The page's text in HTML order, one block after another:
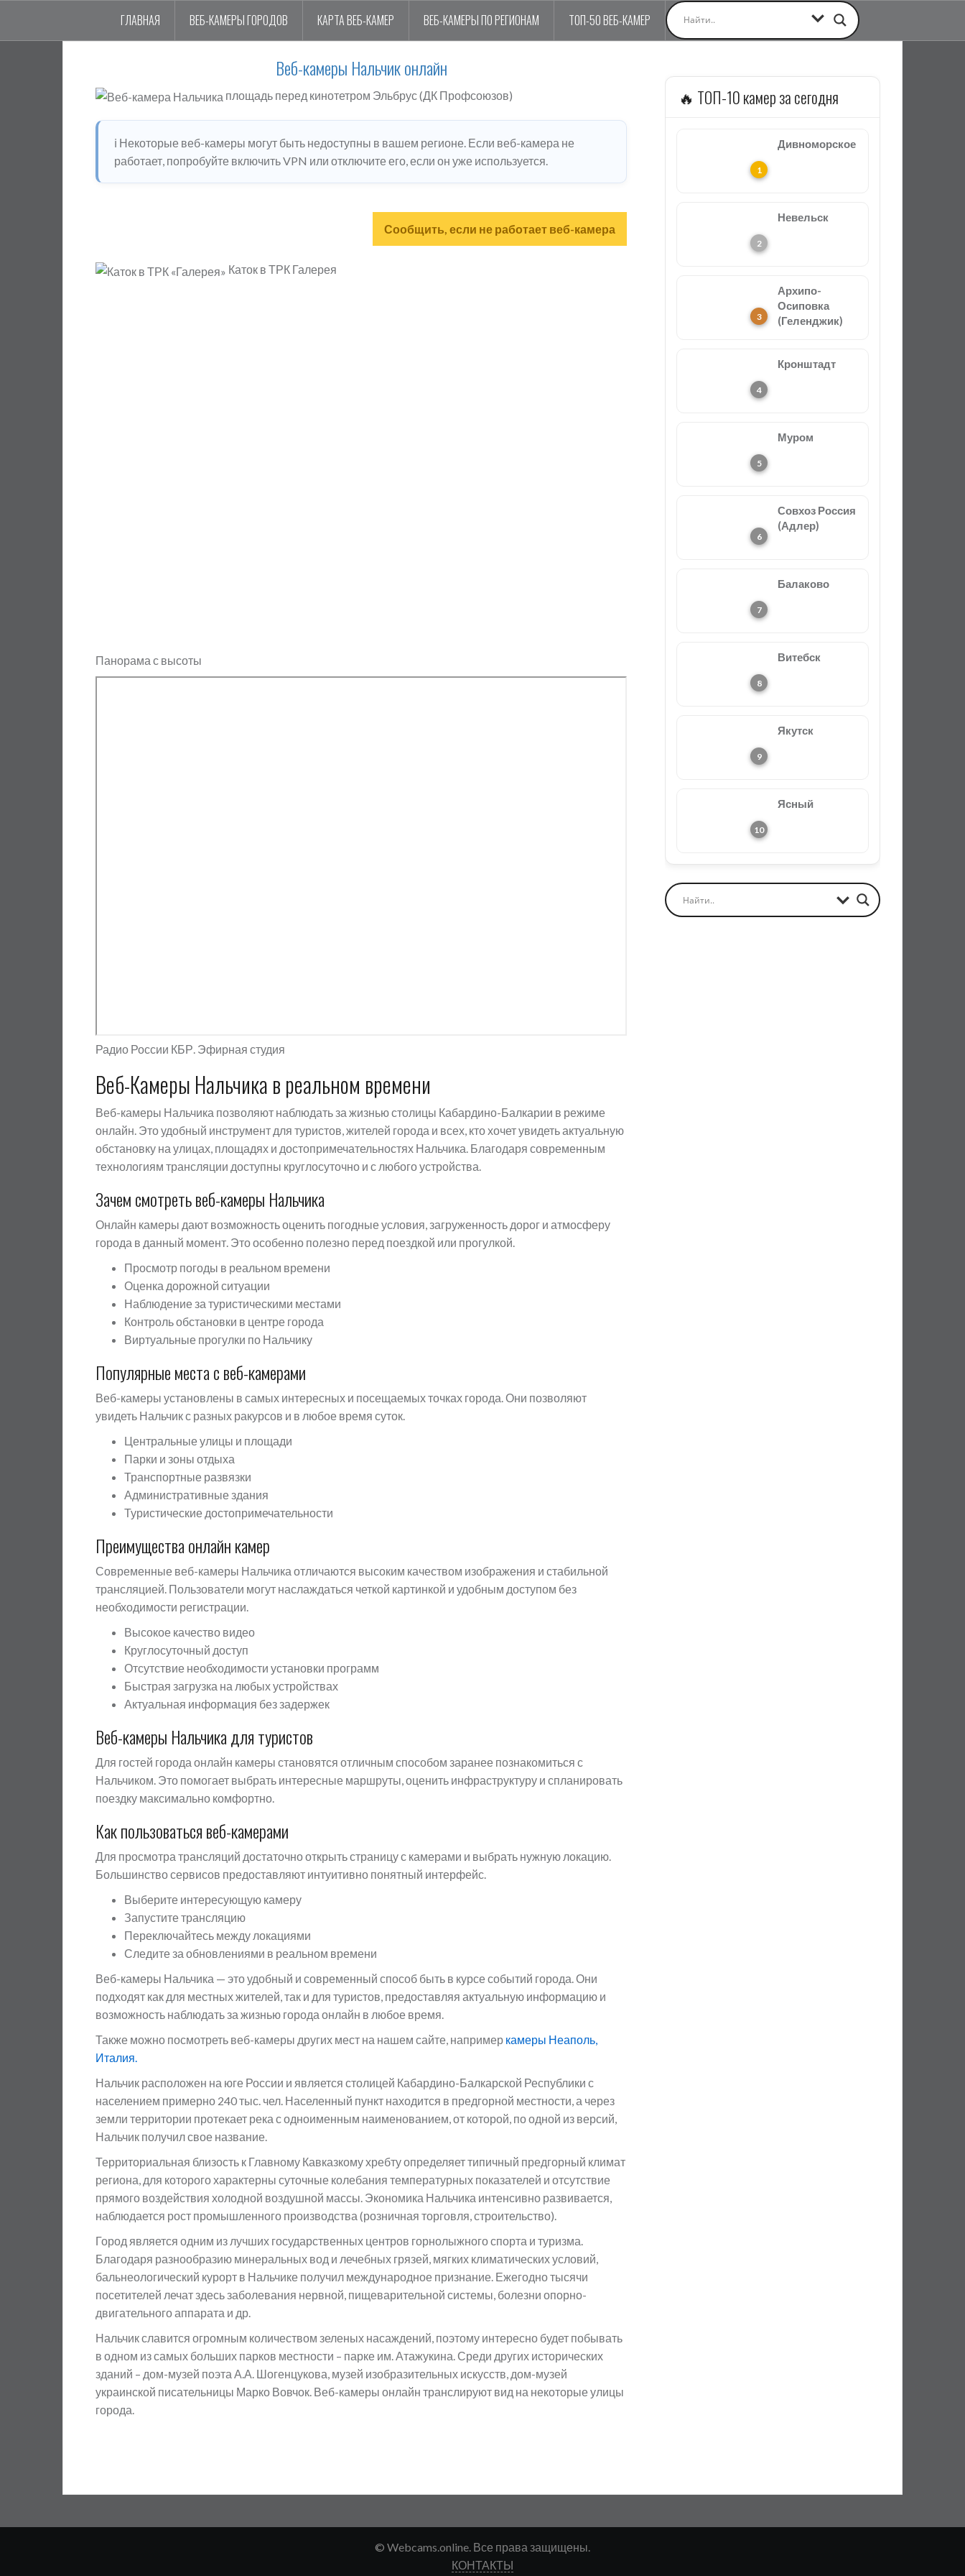
ГЛАВНАЯ ВЕБ-КАМЕРЫ ГОРОДОВ КАРТА ВЕБ-КАМЕР ВЕБ-КАМЕРЫ ПО РЕГИОНАМ ТОП-50 ВЕБ-КАМЕР
Веб-камеры Нальчик онлайн
площадь перед кинотетром Эльбрус (ДК Профсоюзов)
ℹ️ Некоторые веб-камеры могут быть недоступны в вашем регионе. Если веб-камера не
работает, попробуйте включить VPN или отключите его, если он уже используется.
Сообщить, если не работает веб-камера
Каток в ТРК Галерея
Панорама с высоты
Радио России КБР. Эфирная студия
Веб-Камеры Нальчика в реальном времени
Веб-камеры Нальчика позволяют наблюдать за жизнью столицы Кабардино-Балкарии в режиме
онлайн. Это удобный инструмент для туристов, жителей города и всех, кто хочет увидеть актуальную
обстановку на улицах, площадях и достопримечательностях Нальчика. Благодаря современным
технологиям трансляции доступны круглосуточно и с любого устройства.
Зачем смотреть веб-камеры Нальчика
Онлайн камеры дают возможность оценить погодные условия, загруженность дорог и атмосферу
города в данный момент. Это особенно полезно перед поездкой или прогулкой.
Просмотр погоды в реальном времени
Оценка дорожной ситуации
Наблюдение за туристическими местами
Контроль обстановки в центре города
Виртуальные прогулки по Нальчику
Популярные места с веб-камерами
Веб-камеры установлены в самых интересных и посещаемых точках города. Они позволяют
увидеть Нальчик с разных ракурсов и в любое время суток.
Центральные улицы и площади
Парки и зоны отдыха
Транспортные развязки
Административные здания
Туристические достопримечательности
Преимущества онлайн камер
Современные веб-камеры Нальчика отличаются высоким качеством изображения и стабильной
трансляцией. Пользователи могут наслаждаться четкой картинкой и удобным доступом без
необходимости регистрации.
Высокое качество видео
Круглосуточный доступ
Отсутствие необходимости установки программ
Быстрая загрузка на любых устройствах
Актуальная информация без задержек
Веб-камеры Нальчика для туристов
Для гостей города онлайн камеры становятся отличным способом заранее познакомиться с
Нальчиком. Это помогает выбрать интересные маршруты, оценить инфраструктуру и спланировать
поездку максимально комфортно.
Как пользоваться веб-камерами
Для просмотра трансляций достаточно открыть страницу с камерами и выбрать нужную локацию.
Большинство сервисов предоставляют интуитивно понятный интерфейс.
Выберите интересующую камеру
Запустите трансляцию
Переключайтесь между локациями
Следите за обновлениями в реальном времени
Веб-камеры Нальчика — это удобный и современный способ быть в курсе событий города. Они
подходят как для местных жителей, так и для туристов, предоставляя актуальную информацию и
возможность наблюдать за жизнью города онлайн в любое время.
Также можно посмотреть веб-камеры других мест на нашем сайте, например камеры Неаполь,
Италия.
Нальчик расположен на юге России и является столицей Кабардино-Балкарской Республики с
населением примерно 240 тыс. чел. Населенный пункт находится в предгорной местности, а через
земли территории протекает река с одноименным наименованием, от которой, по одной из версий,
Нальчик получил свое название.
Территориальная близость к Главному Кавказкому хребту определяет типичный предгорный климат
региона, для которого характерны суточные колебания температурных показателей и отсутствие
прямого воздействия холодной воздушной массы. Экономика Нальчика интенсивно развивается,
наблюдается рост промышленного производства (розничная торговля, строительство).
Город является одним из лучших государственных центров горнолыжного спорта и туризма.
Благодаря разнообразию минеральных вод и лечебных грязей, мягких климатических условий,
бальнеологический курорт в Нальчике получил международное признание. Ежегодно тысячи
посетителей лечат здесь заболевания нервной, пищеварительной системы, болезни опорно-
двигательного аппарата и др.
Нальчик славится огромным количеством зеленых насаждений, поэтому интересно будет побывать
в одном из самых больших парков местности – парке им. Атажукина. Среди других исторических
зданий – дом-музей поэта А.А. Шогенцукова, музей изобразительных искусств, дом-музей
украинской писательницы Марко Вовчок. Веб-камеры онлайн транслируют вид на некоторые улицы
города.
🔥 ТОП-10 камер за сегодня
Дивноморское
Невельск
Архипо-
Осиповка
(Геленджик)
Кронштадт
Муром
Совхоз Россия
(Адлер)
Балаково
Витебск
Якутск
Ясный
© Webcams.online. Все права защищены.
КОНТАКТЫ